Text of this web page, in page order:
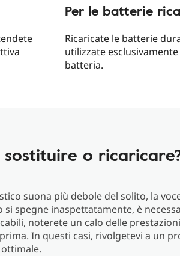
Per le batterie
Ricaricate le batterie
utilizzate
batteria.
o
suona più debole del solito, la
spegne inaspettatamente, è
noterete un calo delle
In questi casi, rivolgetevi a un